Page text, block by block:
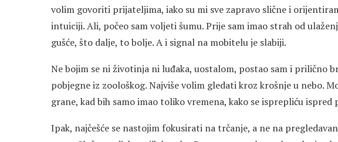
volim govoriti prijateljima, iako su mi sve zapravo slične i
intuiciji. Ali, počeo sam voljeti šumu. Prije sam imao strah od
gušće, što dalje, to bolje. A i signal na mobitelu je slabiji.
Ne bojim se ni životinja ni luđaka, uostalom, postao sam i prilično
pobjegne iz zoološkog. Najviše volim gledati kroz krošnje u nebo.
grane, kad bih samo imao toliko vremena, kako se isprepliću ispred
Ipak, najčešće se nastojim fokusirati na trčanje, a ne na